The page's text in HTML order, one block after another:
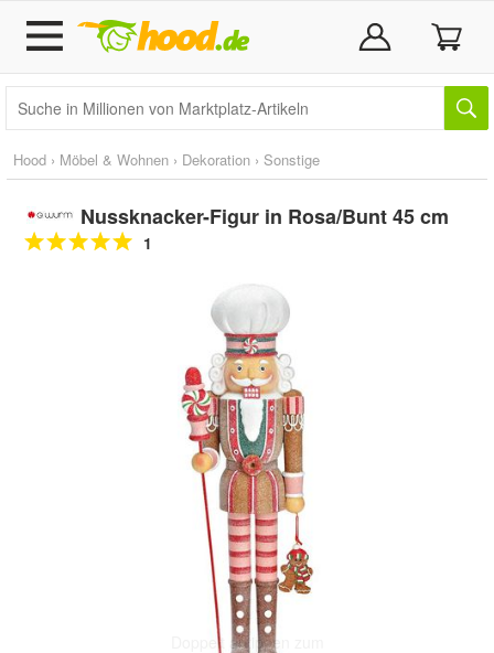
Hood › Möbel & Wohnen › Dekoration › Sonstige
Nussknacker-Figur in Rosa/Bunt 45 cm
1
Doppelt antippen zum